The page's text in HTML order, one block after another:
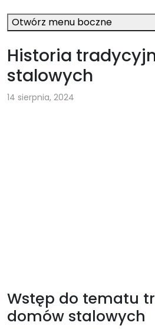
Historia
stalowych
14 sierpnia, 2024
Wstęp do tematu
domów stalowych
Otwórz menu boczne